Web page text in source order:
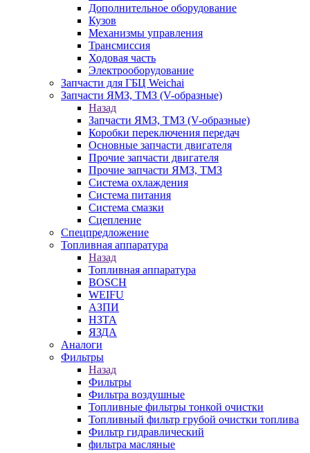
Дополнительное оборудование
Кузов
Механизмы управления
Трансмиссия
Ходовая часть
Электрооборудование
Запчасти для ГБЦ Weichai
Запчасти ЯМЗ, ТМЗ (V-образные)
Назад
Запчасти ЯМЗ, ТМЗ (V-образные)
Коробки переключения передач
Основные запчасти двигателя
Прочие запчасти двигателя
Прочие запчасти ЯМЗ, ТМЗ
Система охлаждения
Система питания
Система смазки
Сцепление
Спецпредложение
Топливная аппаратура
Назад
Топливная аппаратура
BOSCH
WEIFU
АЗПИ
НЗТА
ЯЗДА
Аналоги
Фильтры
Назад
Фильтры
Фильтра воздушные
Топливные фильтры тонкой очистки
Топливный фильтр грубой очистки топлива
Фильтр гидравлический
фильтра масляные